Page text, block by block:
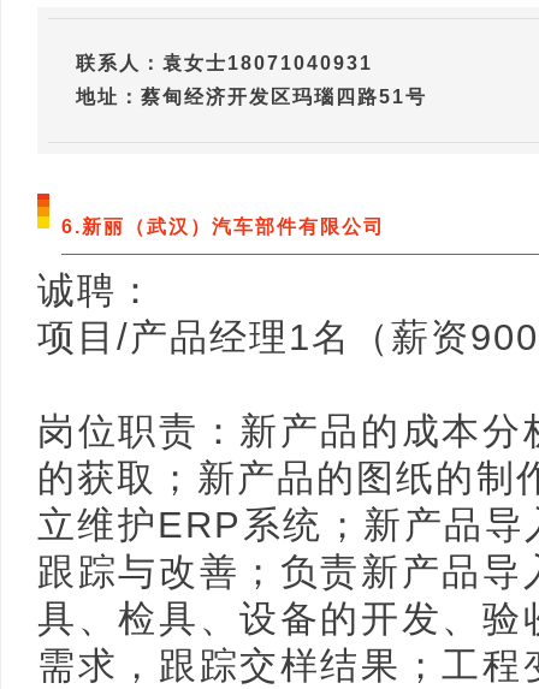
联系人：袁女士18071040931
地址：蔡甸经济开发区玛瑙四路51号
6.新丽（武汉）汽车部件有限公司
诚聘：
项目/产品经理1名（薪资
岗位职责：新产品的成本
的获取；新产品的图纸的制
立维护ERP系统；新产品
跟踪与改善；负责新产品
具、检具、设备的开发、
需求，跟踪交样结果；工